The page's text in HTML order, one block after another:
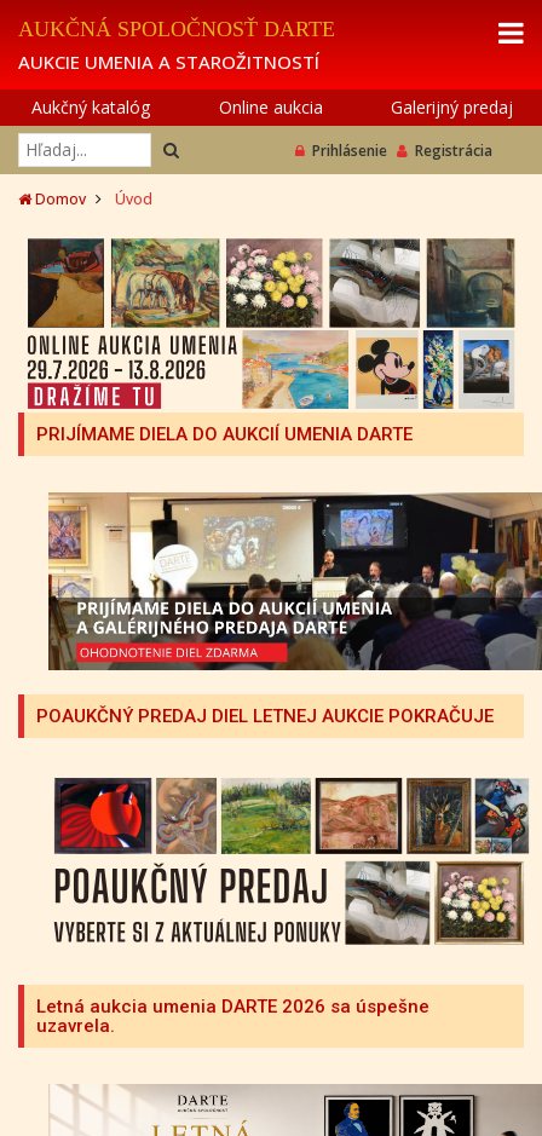
AUKČNÁ SPOLOČNOSŤ DARTE
AUKCIE UMENIA A STAROŽITNOSTÍ
Aukčný katalóg Online aukcia Galerijný predaj
Prihlásenie Registrácia
Domov Úvod
PRIJÍMAME DIELA DO AUKCIÍ UMENIA DARTE
POAUKČNÝ PREDAJ DIEL LETNEJ AUKCIE POKRAČUJE
Letná aukcia umenia DARTE 2026 sa úspešne
uzavrela.